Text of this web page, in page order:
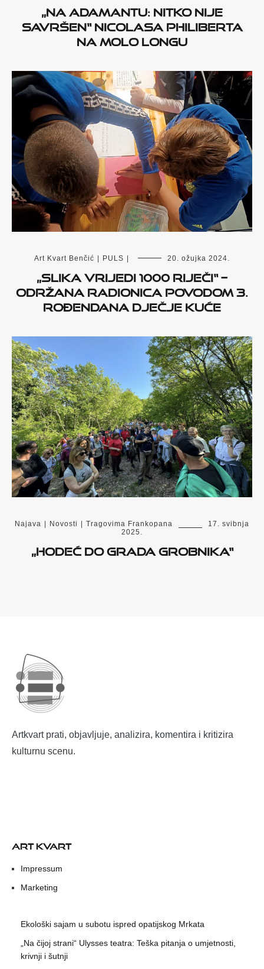
„Na Adamantu: Nitko nije
savršen“ Nicolasa Philiberta
na Molo longu
Art Kvart Benčić PULS 20. ožujka 2024.
„Slika vrijedi 1000 riječi“ –
održana radionica povodom 3.
rođendana Dječje kuće
Najava Novosti Tragovima Frankopana
17. svibnja
2025.
„HODEĆ DO GRADA GROBNIKA“
Artkvart prati, objavljuje, analizira, komentira i kritizira
kulturnu scenu.
ART KVART
Impressum
Marketing
Ekološki sajam u subotu ispred opatijskog Mrkata
„Na čijoj strani“ Ulysses teatra: Teška pitanja o umjetnosti,
krivnji i šutnji